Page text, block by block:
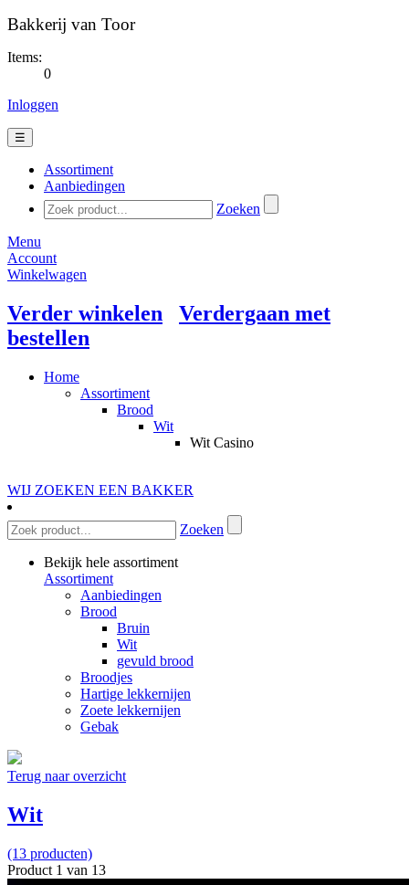
Bakkerij van Toor
Items:
0
Inloggen
☰
Assortiment
Aanbiedingen
Zoeken
Menu
Account
Winkelwagen
Verder winkelen
Verdergaan met
bestellen
Home
Assortiment
Brood
Wit
Wit Casino
WIJ ZOEKEN EEN BAKKER
Zoeken
Bekijk hele assortiment
Assortiment
Aanbiedingen
Brood
Bruin
Wit
gevuld brood
Broodjes
Hartige lekkernijen
Zoete lekkernijen
Gebak
Terug naar overzicht
Wit
(13 producten)
Product 1 van 13